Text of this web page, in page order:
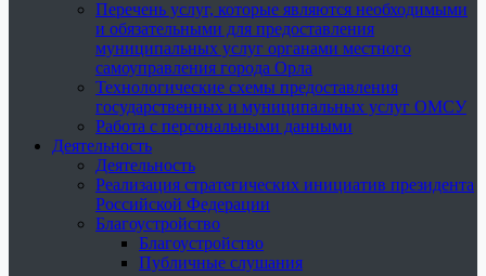
Перечень услуг, которые являются необходимыми
и обязательными для предоставления
муниципальных услуг органами местного
самоуправления города Орла
Технологические схемы предоставления
государственных и муниципальных услуг ОМСУ
Работа с персональными данными
Деятельность
Деятельность
Реализация стратегических инициатив президента
Российской Федерации
Благоустройство
Благоустройство
Публичные слушания